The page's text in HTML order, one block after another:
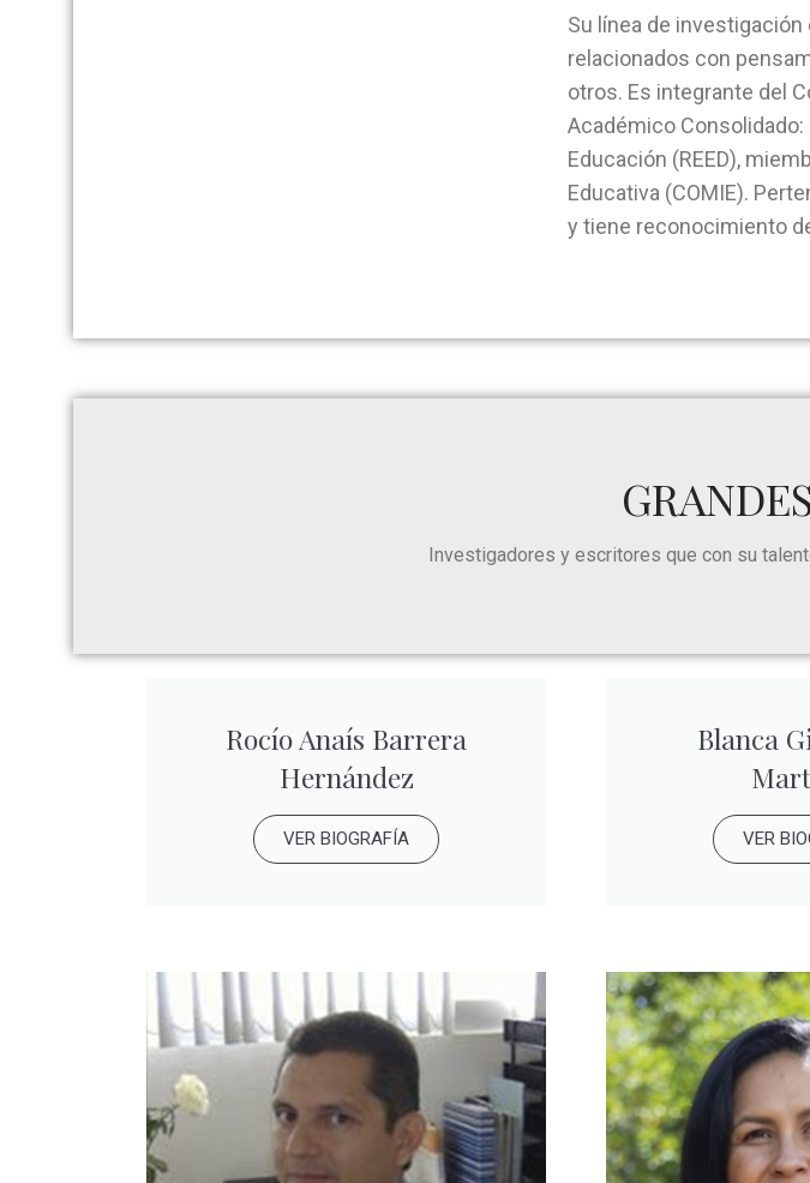
Su línea de
relacionados con
otros. Es integrante del
Académico
Educación (REED),
Educativa (COMIE).
y tiene reconocimiento
Investigadores y escritores que con su
Rocío Anaís Barrera
Hernández
VER BIOGRAFÍA
Blanca
VER